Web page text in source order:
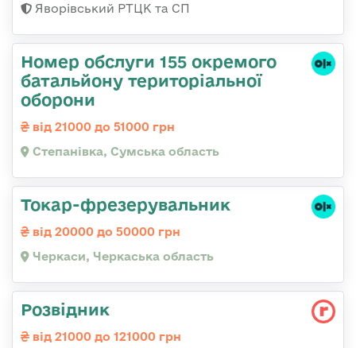
Яворівський РТЦК та СП
Номер обслуги 155 окремого
батальйону територіальної
оборони
від 21000 до 51000 грн
Степанівка, Сумська область
Токар-фрезерувальник
від 20000 до 50000 грн
Черкаси, Черкаська область
Розвідник
від 21000 до 121000 грн